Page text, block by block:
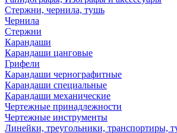
Стержни, чернила, тушь
Чернила
Стержни
Карандаши
Карандаши цанговые
Грифели
Карандаши чернографитные
Карандаши специальные
Карандаши механические
Чертежные принадлежности
Чертежные инструменты
Линейки, треугольники, транспортиры,